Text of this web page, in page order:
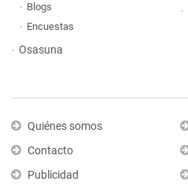
Blogs
Encuestas
Osasuna
Quiénes somos
Contacto
Publicidad